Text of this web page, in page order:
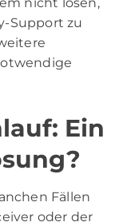
Support zu
Ein
Fällen
oder der